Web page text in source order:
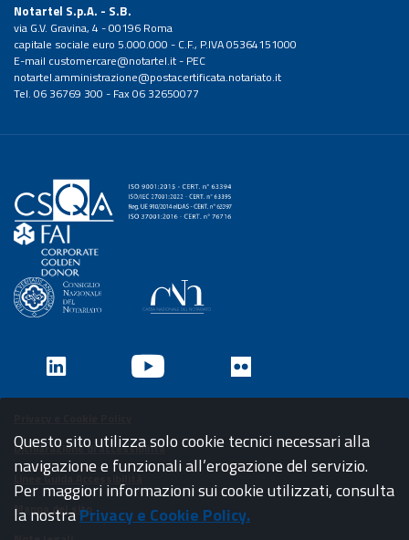
Notartel S.p.A. - S.B.
via G.V. Gravina, 4 - 00196 Roma
capitale sociale euro 5.000.000 - C.F., P.IVA 05364151000
E-mail customercare@notartel.it- PEC
notartel.amministrazione@postacertificata.notariato.it
Tel. 06 36769 300 - Fax 06 32650077
Dichiarazione di accessibilità
Linee Guida Accessibilità
Mappa del sito
Questo sito utilizza solo cookie tecnici necessari alla
navigazione e funzionali all’erogazione del servizio.
Per maggiori informazioni sui cookie utilizzati, consulta
la nostraPrivacy e Cookie Policy.